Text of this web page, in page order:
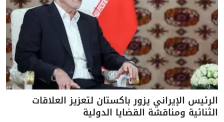
الرئيس الإيراني يزور باكستان لتعزيز العلاقات
الثنائية ومناقشة القضايا الدولية